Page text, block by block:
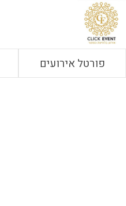
פורטל אירועים